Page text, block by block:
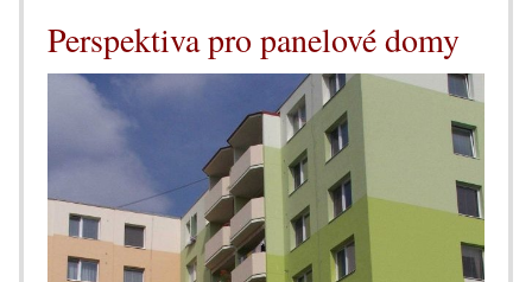
Perspektiva pro panelové domy